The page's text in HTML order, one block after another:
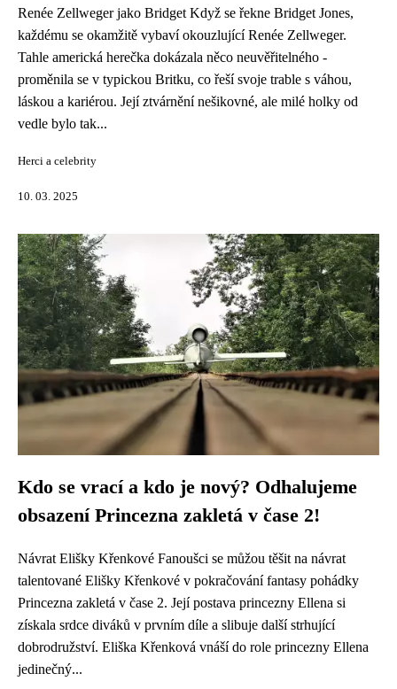
Renée Zellweger jako Bridget Když se řekne Bridget Jones,
každému se okamžitě vybaví okouzlující Renée Zellweger.
Tahle americká herečka dokázala něco neuvěřitelného -
proměnila se v typickou Britku, co řeší svoje trable s váhou,
láskou a kariérou. Její ztvárnění nešikovné, ale milé holky od
vedle bylo tak...
Herci a celebrity
10. 03. 2025
Kdo se vrací a kdo je nový? Odhalujeme
obsazení Princezna zakletá v čase 2!
Návrat Elišky Křenkové Fanoušci se můžou těšit na návrat
talentované Elišky Křenkové v pokračování fantasy pohádky
Princezna zakletá v čase 2. Její postava princezny Ellena si
získala srdce diváků v prvním díle a slibuje další strhující
dobrodružství. Eliška Křenková vnáší do role princezny Ellena
jedinečný...